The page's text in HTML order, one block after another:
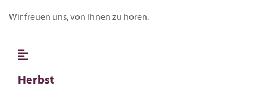
Wir freuen uns, von Ihnen zu hören.
Herbst